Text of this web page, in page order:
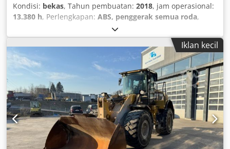
Kondisi: bekas, Tahun pembuatan: 2018, jam operasional:
13.380 h, Perlengkapan: ABS, penggerak semua roda,
MERK: CATERPILLAR TIPE: 950MB TAHUN PEMBUATAN:
2018 CE: YA JAM KERJA: 13.380 jam BAN/RANGKA BAWAH:
100% DAYA: 186 kW MESIN: CATERPILLAR C7.1 ACERT
BERAT: 20.230 kg OPSI: - HIDRAULIK, BUCKET DENGAN
SISTEM PERGANTIAN CEPAT - KABIN BERTEKANAN - SISTEM
PELUMASAN TERPUSAT - SISTEM AC - SISTEM PENIMBANG -
KECEPATAN 40 KM/JAM KONDISI BAIK HARGA BELUM
TERMASUK PPN ## MERK: CATERPILLAR TIPE: 950MB
TAHUN PEMBUATAN: 2018 CE: YA JAM KERJA: 13.380
BAN/RANGKA BAWAH: 100% Dkodpfx Aozci Inofhsr DAYA:
186 kW MESIN: CATERPILLAR C7.1 ACERT BERAT: 20.230 kg
OPSI: - HIDRAULIK, BUCKET DENGAN PERGANTIAN CEPAT -
Iklan kecil